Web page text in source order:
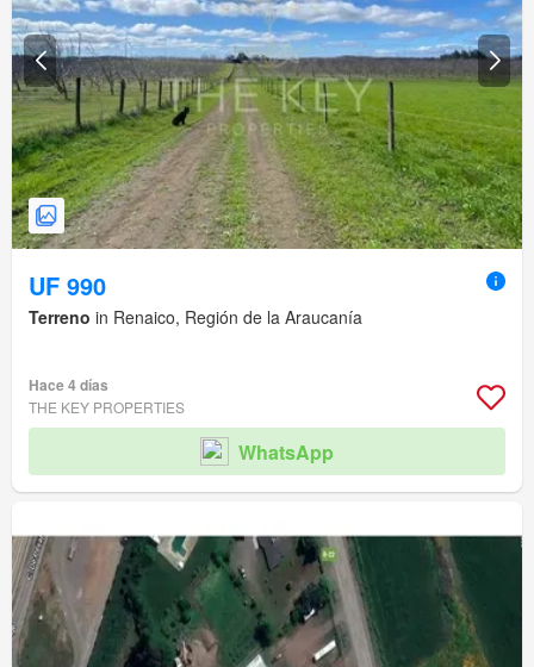
UF 990
Terreno in Renaico, Región de la Araucanía
Hace 4 días
THE KEY PROPERTIES
WhatsApp